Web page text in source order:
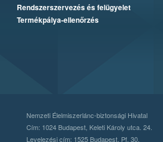
Rendszerszervezés és felügyelet
Termékpálya-ellenőrzés
Nemzeti Élelmiszerlánc-biztonsági Hivatal
Cím: 1024 Budapest, Keleti Károly utca. 24.
Levelezési cím: 1525 Budapest. Pf. 30.